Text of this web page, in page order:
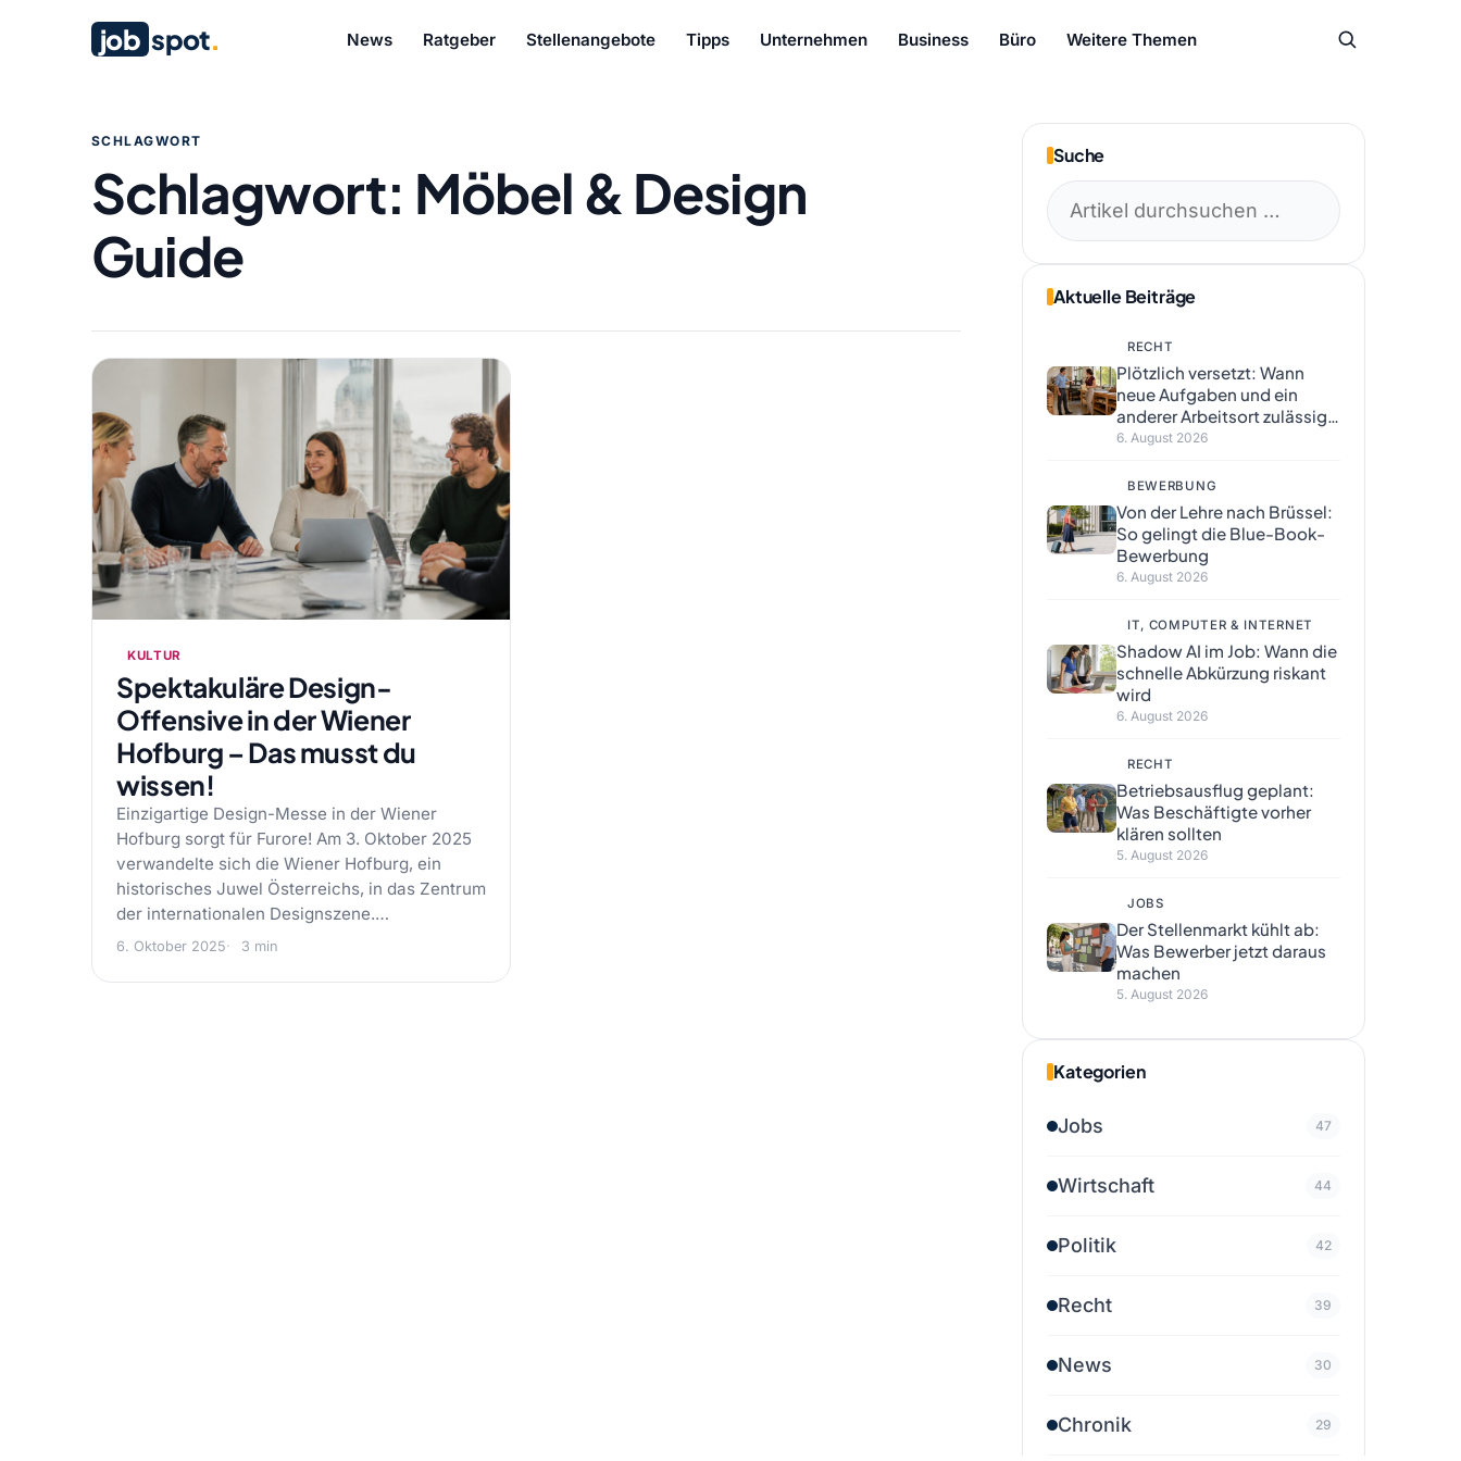
job spot. News Ratgeber Stellenangebote Tipps Unternehmen Business Büro Weitere Themen
SCHLAGWORT
Schlagwort: Möbel & Design
Guide
KULTUR
Spektakuläre Design-
Offensive in der Wiener
Hofburg – Das musst du
wissen!
Einzigartige Design-Messe in der Wiener
Hofburg sorgt für Furore! Am 3. Oktober 2025
verwandelte sich die Wiener Hofburg, ein
historisches Juwel Österreichs, in das Zentrum
der internationalen Designszene.…
6. Oktober 2025 3 min
Suche
Aktuelle Beiträge
RECHT
Plötzlich versetzt: Wann
neue Aufgaben und ein
anderer Arbeitsort zulässig
sind
6. August 2026
BEWERBUNG
Von der Lehre nach Brüssel:
So gelingt die Blue-Book-
Bewerbung
6. August 2026
IT, COMPUTER & INTERNET
Shadow AI im Job: Wann die
schnelle Abkürzung riskant
wird
6. August 2026
RECHT
Betriebsausflug geplant:
Was Beschäftigte vorher
klären sollten
5. August 2026
JOBS
Der Stellenmarkt kühlt ab:
Was Bewerber jetzt daraus
machen
5. August 2026
Kategorien
Jobs 47
Wirtschaft 44
Politik 42
Recht 39
News 30
Chronik 29